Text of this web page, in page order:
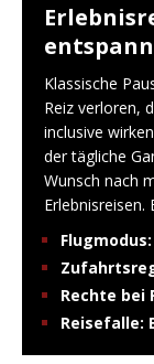
Klassische
Reiz verloren,
inclusive
der tägliche
Wunsch nach
Erlebnisreisen.
Rechte bei
Reisefalle: